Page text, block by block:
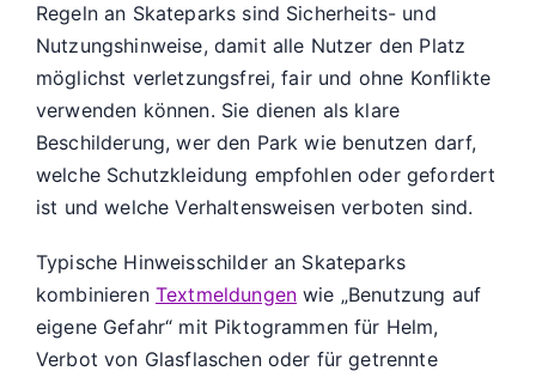
Regeln an Skateparks sind Sicherheits- und
Nutzungshinweise, damit alle Nutzer den Platz
möglichst verletzungsfrei, fair und ohne Konflikte
verwenden können. Sie dienen als klare
Beschilderung, wer den Park wie benutzen darf,
welche Schutzkleidung empfohlen oder gefordert
ist und welche Verhaltensweisen verboten sind.
Typische Hinweisschilder an Skateparks
kombinieren Textmeldungen wie „Benutzung auf
eigene Gefahr“ mit Piktogrammen für Helm,
Verbot von Glasflaschen oder für getrennte